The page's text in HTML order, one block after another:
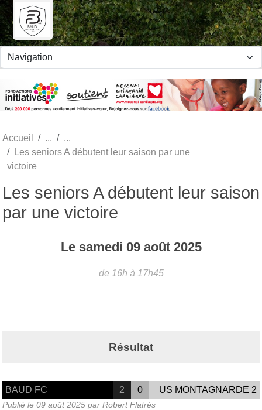
Accueil
Les seniors A débutent leur saison par une
victoire
Les seniors A débutent leur saison
par une victoire
Le samedi 09 août 2025
de 16h à 17h45
Résultat
BAUD FC 2 0 US MONTAGNARDE 2
Publié le 09 août 2025 par Robert Flatrès
Panneau de gestion des cookies